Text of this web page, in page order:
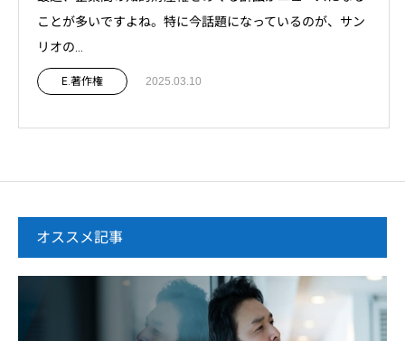
ことが多いですよね。特に今話題になっているのが、サン
リオの...
E.著作権 2025.03.10
オススメ記事